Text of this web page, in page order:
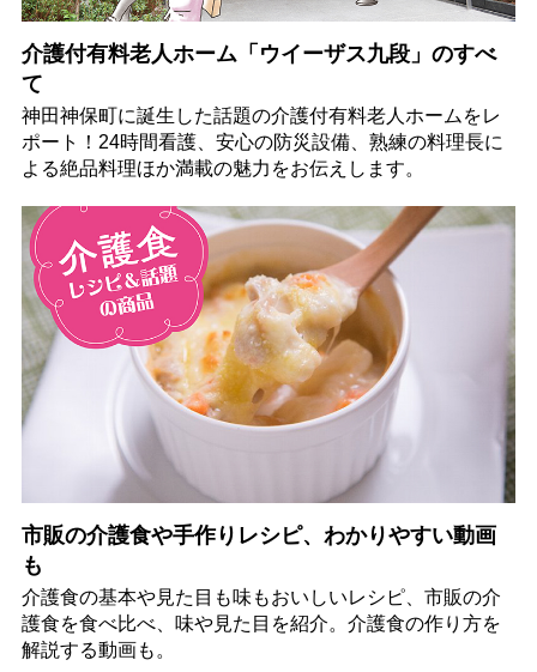
介護付有料老人ホーム「ウイーザス九段」のすべ
て
神田神保町に誕生した話題の介護付有料老人ホームをレ
ポート！24時間看護、安心の防災設備、熟練の料理長に
よる絶品料理ほか満載の魅力をお伝えします。
市販の介護食や手作りレシピ、わかりやすい動画
も
介護食の基本や見た目も味もおいしいレシピ、市販の介
護食を食べ比べ、味や見た目を紹介。介護食の作り方を
解説する動画も。